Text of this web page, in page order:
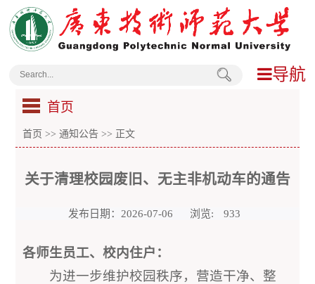
导航
首页
首页 >>通知公告 >> 正文
关于清理校园废旧、无主非机动车的通告
发布日期：2026-07-06 浏览: 933
各师生员工、校内住户：
为进一步维护校园秩序，营造干净、整